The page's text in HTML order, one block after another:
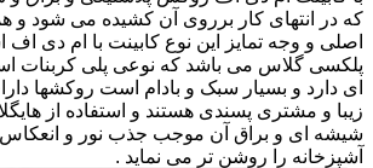
که در انتهای کار برروی آن کشیده می شود
اصلی و وجه تمایز این نوع کابینت با ام
پلکسی گلاس می باشد که نوعی پلی کربنات
ای دارد و بسیار سبک و بادام است روکشها
زیبا و مشتری پسندی هستند و استفاده از
شیشه ای و براق آن موجب جذب نور و
آشپزخانه را روشن تر می نماید .